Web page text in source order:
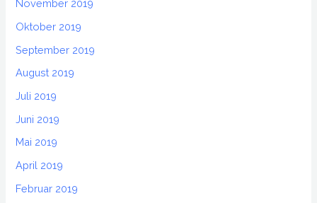
November 2019
Oktober 2019
September 2019
August 2019
Juli 2019
Juni 2019
Mai 2019
April 2019
Februar 2019